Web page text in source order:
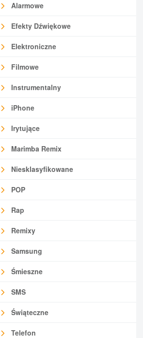
Alarmowe
Efekty Dźwiękowe
Elektroniczne
Filmowe
Instrumentalny
iPhone
Irytujące
Marimba Remix
Niesklasyfikowane
POP
Rap
Remixy
Samsung
Śmieszne
SMS
Świąteczne
Telefon